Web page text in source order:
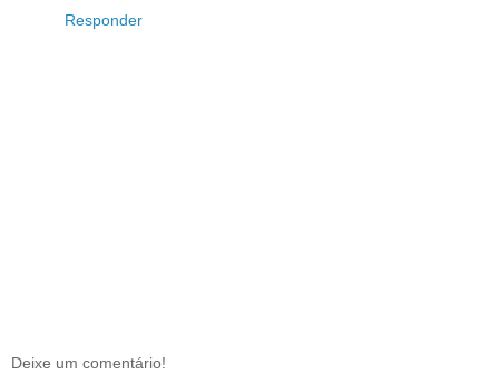
Responder
Deixe um comentário!